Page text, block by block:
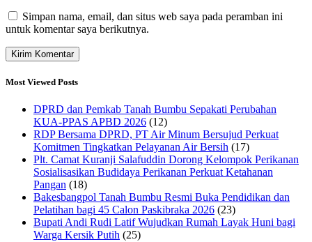
Simpan nama, email, dan situs web saya pada peramban ini
untuk komentar saya berikutnya.
Most Viewed Posts
DPRD dan Pemkab Tanah Bumbu Sepakati Perubahan
KUA-PPAS APBD 2026 (12)
RDP Bersama DPRD, PT Air Minum Bersujud Perkuat
Komitmen Tingkatkan Pelayanan Air Bersih (17)
Plt. Camat Kuranji Salafuddin Dorong Kelompok Perikanan
Sosialisasikan Budidaya Perikanan Perkuat Ketahanan
Pangan (18)
Bakesbangpol Tanah Bumbu Resmi Buka Pendidikan dan
Pelatihan bagi 45 Calon Paskibraka 2026 (23)
Bupati Andi Rudi Latif Wujudkan Rumah Layak Huni bagi
Warga Kersik Putih (25)